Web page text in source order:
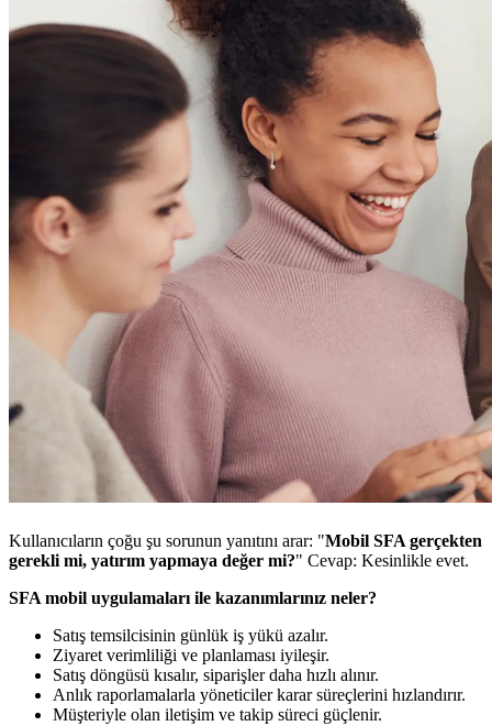
Kullanıcıların çoğu şu sorunun yanıtını arar: "Mobil SFA gerçekten
gerekli mi, yatırım yapmaya değer mi?" Cevap: Kesinlikle evet.
SFA mobil uygulamaları ile kazanımlarınız neler?
Satış temsilcisinin günlük iş yükü azalır.
Ziyaret verimliliği ve planlaması iyileşir.
Satış döngüsü kısalır, siparişler daha hızlı alınır.
Anlık raporlamalarla yöneticiler karar süreçlerini hızlandırır.
Müşteriyle olan iletişim ve takip süreci güçlenir.